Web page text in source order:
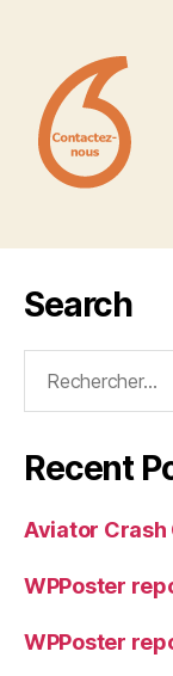
Search
Recent
Aviator Crash
WPPoster
WPPoster